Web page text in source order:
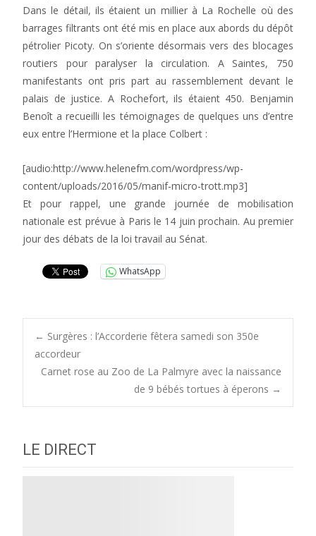
Dans le détail, ils étaient un millier à La Rochelle où des
barrages filtrants ont été mis en place aux abords du dépôt
pétrolier Picoty. On s’oriente désormais vers des blocages
routiers pour paralyser la circulation. A Saintes, 750
manifestants ont pris part au rassemblement devant le
palais de justice. A Rochefort, ils étaient 450. Benjamin
Benoît a recueilli les témoignages de quelques uns d’entre
eux entre l’Hermione et la place Colbert :
[audio:http://www.helenefm.com/wordpress/wp-
content/uploads/2016/05/manif-micro-trott.mp3]
Et pour rappel, une grande journée de mobilisation
nationale est prévue à Paris le 14 juin prochain. Au premier
jour des débats de la loi travail au Sénat.
WhatsApp
Post
navigation
← Surgères : l’Accorderie fêtera samedi son 350e
accordeur
Carnet rose au Zoo de La Palmyre avec la naissance
de 9 bébés tortues à éperons →
LE DIRECT